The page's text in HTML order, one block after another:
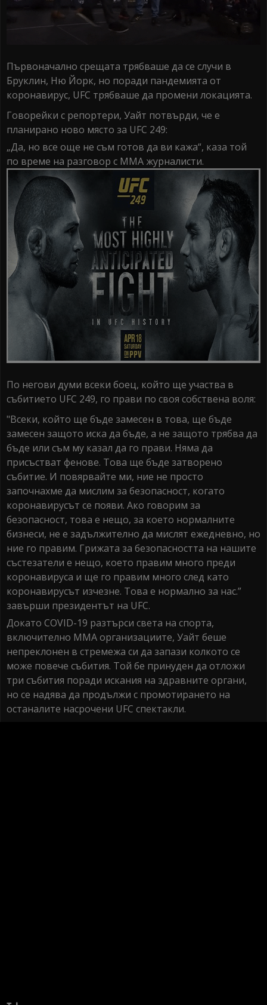
Първоначално срещата трябваше да се случи в
Бруклин, Ню Йорк, но поради пандемията от
коронавирус, UFC трябваше да промени локацията.
Говорейки с репортери, Уайт потвърди, че е
планирано ново място за UFC 249:
„Да, но все още не съм готов да ви кажа“, каза той
по време на разговор с ММА журналисти.
По негови думи всеки боец, който ще участва в
събитието UFC 249, го прави по своя собствена воля:
"Всеки, който ще бъде замесен в това, ще бъде
замесен защото иска да бъде, а не защото трябва да
бъде или съм му казал да го прави. Няма да
присъстват фенове. Това ще бъде затворено
събитие. И повярвайте ми, ние не просто
започнахме да мислим за безопасност, когато
коронавирусът се появи. Ако говорим за
безопасност, това е нещо, за което нормалните
бизнеси, не е задължително да мислят ежедневно, но
ние го правим. Грижата за безопасността на нашите
състезатели е нещо, което правим много преди
коронавируса и ще го правим много след като
коронавирусът изчезне. Това е нормално за нас.”
завърши президентът на UFC.
Докато COVID-19 разтърси света на спорта,
включително MMA организациите, Уайт беше
непреклонен в стремежа си да запази колкото се
може повече събития. Той бе принуден да отложи
три събития поради искания на здравните органи,
но се надява да продължи с промотирането на
останалите насрочени UFC спектакли.